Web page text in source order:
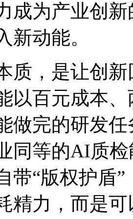
力成为产业创
新动能。
质，是让
百元成本
做完的研发
同等的AI质
带“版权护盾
精力，而